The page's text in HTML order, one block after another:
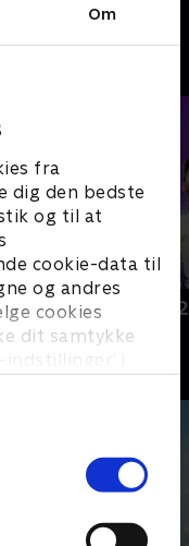
Om
fra
dig den bedste
og til at
cookie-data til
og andres
cookies
dit samtykke
i
• 27 min
FIFA VM
Fodbold